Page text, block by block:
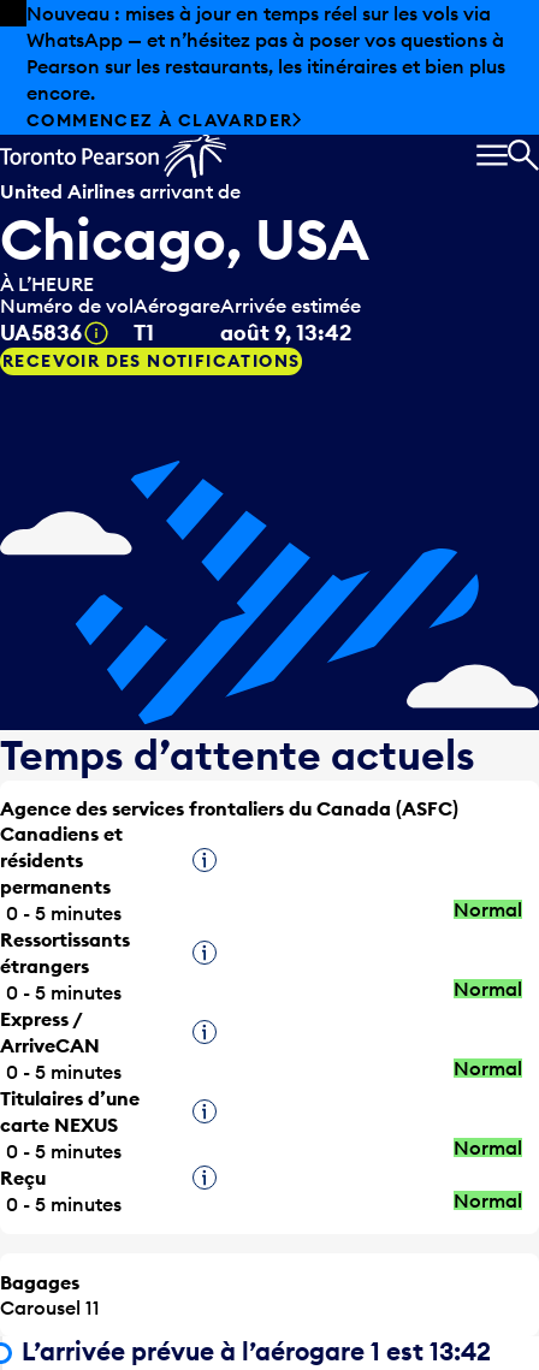
Skip to offers
Passer au contenu principal
Les aubaines estivales sont arrivées chez Pearson.
Magasinage hors taxes, offres gastronomiques et bien
plus encore.
DÉCOUVREZ L’ÉTÉ CHEZ PEARSON
United Airlinesarrivant de
Chicago, USA
À L’HEURE
Numéro de vol
UA5836 Infobulle
Aérogare
T1 août 9, 13:42
RECEVOIR DES NOTIFICATIONS
Temps d’attente actuels
Agence des services frontaliers du Canada (ASFC)
Canadiens et
résidents
permanents
0 - 5 minutes
Ressortissants
étrangers
0 - 5 minutes
Express /
ArriveCAN
0 - 5 minutes
Titulaires d’une
carte NEXUS
0 - 5 minutes
Reçu
0 - 5 minutes
Carousel 11
L’arrivée prévue à l’aérogare 1 est 13:42
WI-FI GRATUIT